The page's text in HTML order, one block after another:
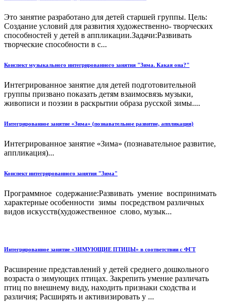
Это занятие разработано для детей старшей группы. Цель:
Создание условий для развития художественно- творческих
способностей у детей в аппликации.Задачи:Развивать
творческие способности в с...
Конспект музыкального интегрированного занятия "Зима. Какая она?"
Интегрированное занятие для детей подготовительной
группы призвано показать детям взаимосвязь музыки,
живописи и поэзии в раскрытии образа русской зимы....
Интегрированное занятие «Зима» (познавательное развитие, аппликация)
Интегрированное занятие «Зима» (познавательное развитие,
аппликация)...
Конспект интегрированного занятия "Зима"
Программное содержание:Развивать умение воспринимать
характерные особенности зимы посредством различных
видов искусств(художественное слово, музык...
Интегрированное занятие «ЗИМУЮЩИЕ ПТИЦЫ» в соответствии с ФГТ
Расширение представлений у детей среднего дошкольного
возраста о зимующих птицах. Закрепить умение различать
птиц по внешнему виду, находить признаки сходства и
различия; Расширять и активизировать у ...